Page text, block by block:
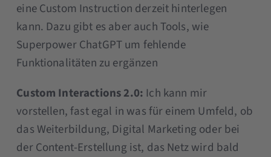
eine Custom Instruction derzeit hinterlegen
kann. Dazu gibt es aber auch Tools, wie
Superpower ChatGPT um fehlende
Funktionalitäten zu ergänzen
Custom Interactions 2.0: Ich kann mir
vorstellen, fast egal in was für einem Umfeld, ob
das Weiterbildung, Digital Marketing oder bei
der Content-Erstellung ist, das Netz wird bald